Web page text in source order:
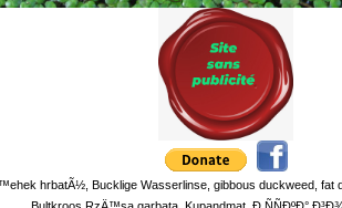
hrbatÃ½, Bucklige Wasserlinse, gibbous duckweed, fat